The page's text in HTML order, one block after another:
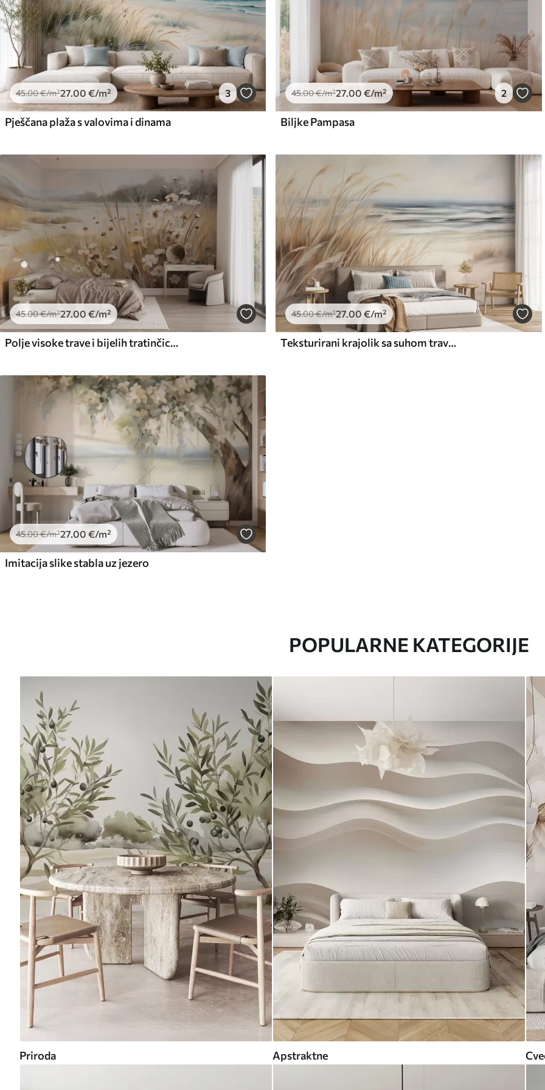
45.00€/m²27.00 €/m² 3
Pješčana plaža s valovima i dinama
45.00€/m²27.00 €/m² 2
Biljke Pampasa
45.00€/m²27 .00 €/m²
Polje visoke trave i bijelih tratinčica, drveće u pozadini, pod oblačnim nebom, teksturirani krajolik, meki potezi kistom
45.00€/m²27 .00 €/m²
Teksturirani krajolik sa suhom travom na pješčanoj plaži, s oceanom i nebom u pozadini
45.00€/m²27.00 €/m²
Imitacija slike stabla uz jezero
POPULARNE KATEGORIJE
Priroda Apstraktne